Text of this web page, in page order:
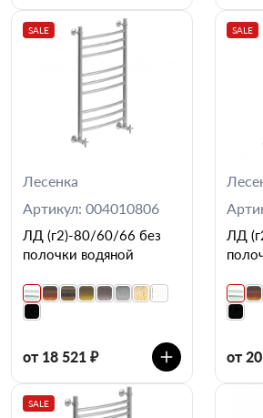
SALE
Лесенка
Артикул: 004010806
ЛД (г2)-80/60/66 без
полочки водяной
от 18 521 ₽
SALE
ЛД
от
SALE